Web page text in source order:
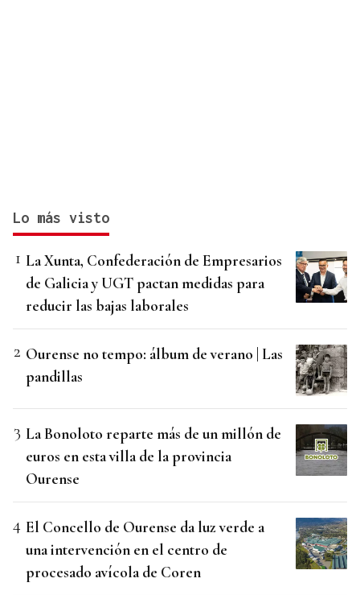
Lo más visto
La Xunta, Confederación de Empresarios
de Galicia y UGT pactan medidas para
reducir las bajas laborales
Ourense no tempo: álbum de verano | Las
pandillas
La Bonoloto reparte más de un millón de
euros en esta villa de la provincia
Ourense
El Concello de Ourense da luz verde a
una intervención en el centro de
procesado avícola de Coren